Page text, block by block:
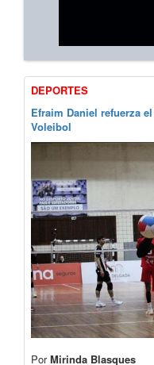
DEPORTES
Efraim Daniel refuerza
Voleibol
PorMirinda